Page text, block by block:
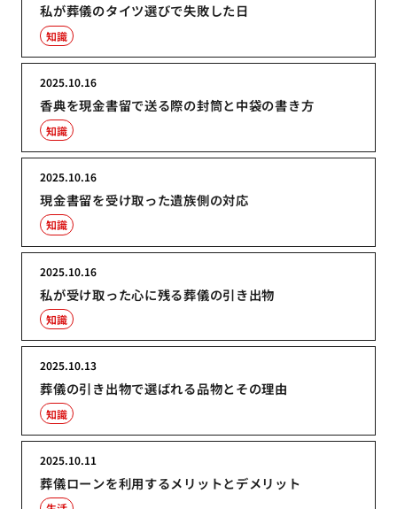
私が葬儀のタイツ選びで失敗した日
知識
香典を現金書留で送る際の封筒と中袋の書き方
2025.10.16
知識
現金書留を受け取った遺族側の対応
2025.10.16
知識
私が受け取った心に残る葬儀の引き出物
2025.10.16
知識
葬儀の引き出物で選ばれる品物とその理由
2025.10.13
知識
葬儀ローンを利用するメリットとデメリット
2025.10.11